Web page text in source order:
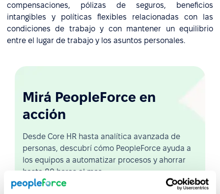
compensaciones, pólizas de seguros, beneficios
intangibles y políticas flexibles relacionadas con las
condiciones de trabajo y con mantener un equilibrio
entre el lugar de trabajo y los asuntos personales.
Mirá PeopleForce en
acción
Desde Core HR hasta analítica avanzada de
personas, descubrí cómo PeopleForce ayuda a
los equipos a automatizar procesos y ahorrar
hasta 80 horas al mes.